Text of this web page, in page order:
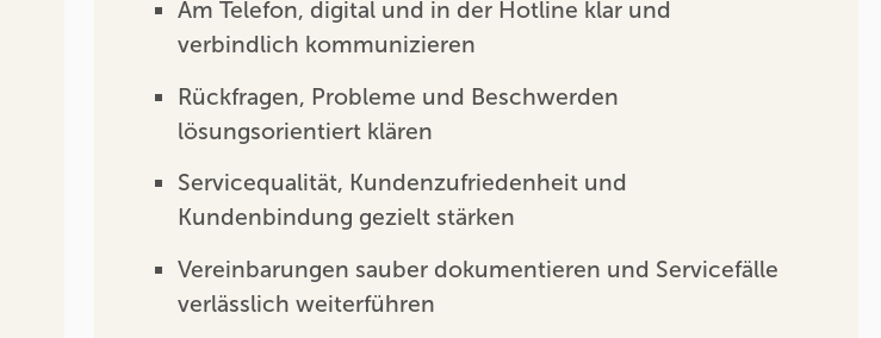
Am Telefon, digital und in der Hotline klar und
verbindlich kommunizieren
Rückfragen, Probleme und Beschwerden
lösungsorientiert klären
Servicequalität, Kundenzufriedenheit und
Kundenbindung gezielt stärken
Vereinbarungen sauber dokumentieren und Servicefälle
verlässlich weiterführen